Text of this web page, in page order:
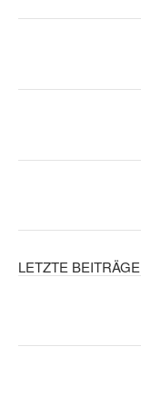
LETZTE BEITRÄGE